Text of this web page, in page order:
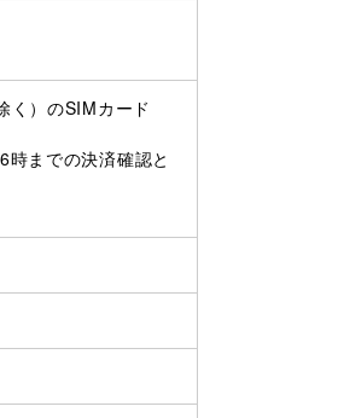
）のSIMカード
までの決済確認と